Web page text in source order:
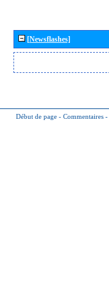
[Newsflashes]
Début de page - Commentaires -